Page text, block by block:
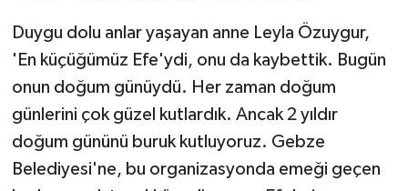
Duygu dolu anlar yaşayan anne Leyla Özuygur,
'En küçüğümüz Efe'ydi, onu da kaybettik. Bugün
onun doğum günüydü. Her zaman doğum
günlerini çok güzel kutlardık. Ancak 2 yıldır
doğum gününü buruk kutluyoruz. Gebze
Belediyesi'ne, bu organizasyonda emeği geçen